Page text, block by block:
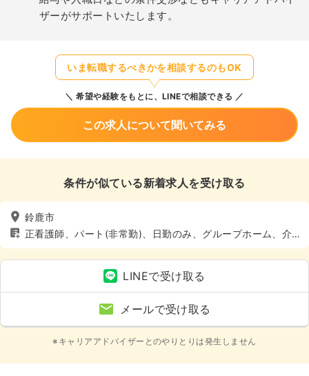
ザーがサポートいたします。
いま転職するべきかを相談するのもOK
希望や経験をもとに、LINEで相談できる
この求人について聞いてみる
条件が似ている新着求人を受け取る
鈴鹿市
正看護師、パート(非常勤)、日勤のみ、グループホーム、介
護・福祉系、4週8休以上
LINEで受け取る
メールで受け取る
※キャリアアドバイザーとのやりとりは発生しません